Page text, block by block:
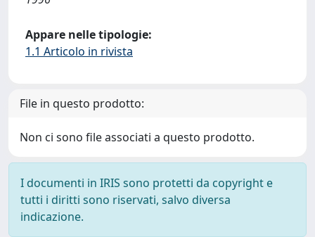
Appare nelle tipologie:
1.1 Articolo in rivista
File in questo prodotto:
Non ci sono file associati a questo prodotto.
I documenti in IRIS sono protetti da copyright e
tutti i diritti sono riservati, salvo diversa
indicazione.